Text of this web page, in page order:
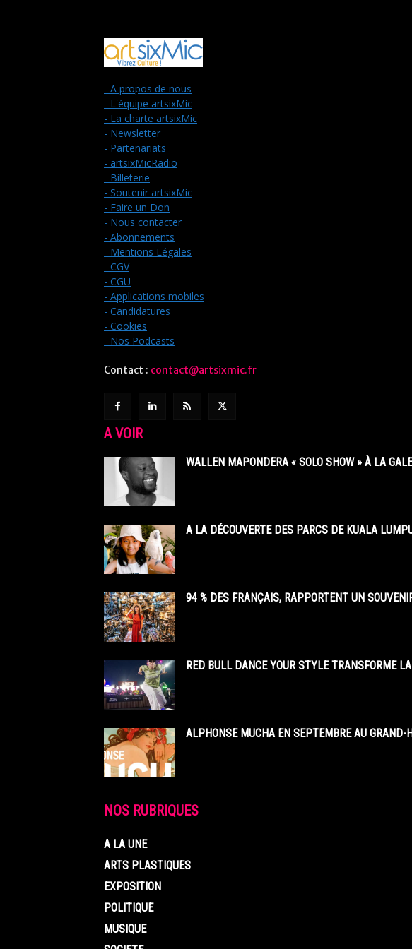
- A propos de nous
- L'équipe artsixMic
- La charte artsixMic
- Newsletter
- Partenariats
- artsixMicRadio
- Billeterie
- Soutenir artsixMic
- Faire un Don
- Nous contacter
- Abonnements
- Mentions Légales
- CGV
- CGU
- Applications mobiles
- Candidatures
- Cookies
- Nos Podcasts
Contact : contact@artsixmic.fr
A VOIR
WALLEN MAPONDERA « SOLO SHOW » À LA
A LA DÉCOUVERTE DES PARCS DE KUALA
94 % DES FRANÇAIS, RAPPORTENT UN
RED BULL DANCE YOUR STYLE TRANSFORME
ALPHONSE MUCHA EN SEPTEMBRE AU GRAND-
NOS RUBRIQUES
A LA UNE
ARTS PLASTIQUES
EXPOSITION
POLITIQUE
MUSIQUE